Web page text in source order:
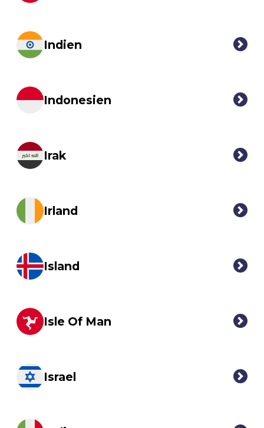
Indien
Indonesien
Irak
Irland
Island
Isle Of Man
Israel